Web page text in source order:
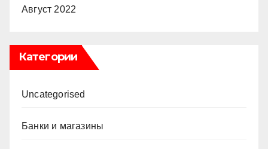
Август 2022
Категории
Uncategorised
Банки и магазины